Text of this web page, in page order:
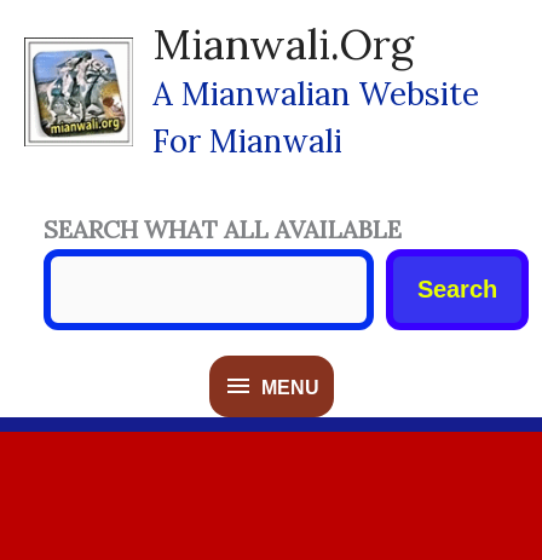
Content
Mianwali.org
A Mianwalian Website
For Mianwali
MENU
MENU
SEARCH WHAT ALL AVAILABLE
Search